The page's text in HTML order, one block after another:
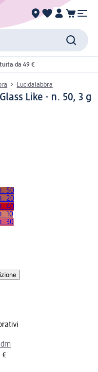
da 49 €
Lucidalabbra
Like - n. 50, 3 g
50
20
40
10
30
€